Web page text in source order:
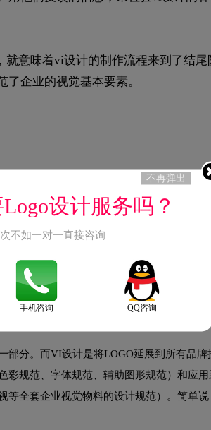
意味着vi设计的制作流程来到了结尾
企业的视觉基本要素。
受众洞察），明确品牌定位与设计方向；
LOGO方案设计、标准字、标准色、辅助
）；第五阶段为VI手册编制（将所有规范
部分。而VI设计是将LOGO延展到所有品牌
彩规范、字体规范、辅助图形规范）和应用
等全套企业视觉物料的设计规范）。简单说
不再弹出
设计服务吗？
不如一对一直接咨询
手机咨询 QQ咨询